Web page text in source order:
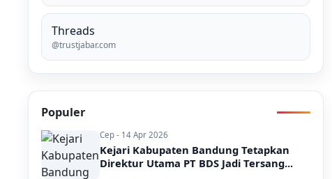
Threads
@trustjabar.com
Populer
Cep - 14 Apr 2026
Kejari Kabupaten Bandung Tetapkan
Direktur Utama PT BDS Jadi Tersang...